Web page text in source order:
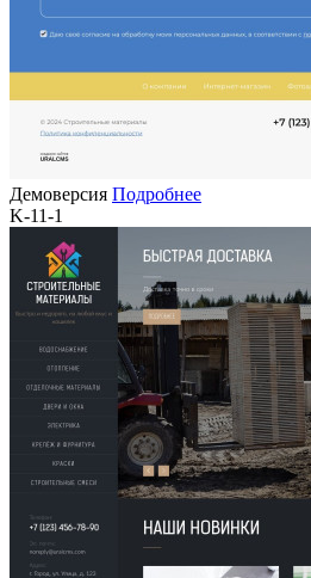
Демоверсия Подробнее
K-11-1